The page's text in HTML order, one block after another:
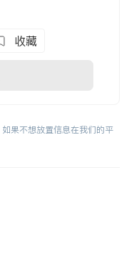
收藏
如果不想放置信息在我们的平